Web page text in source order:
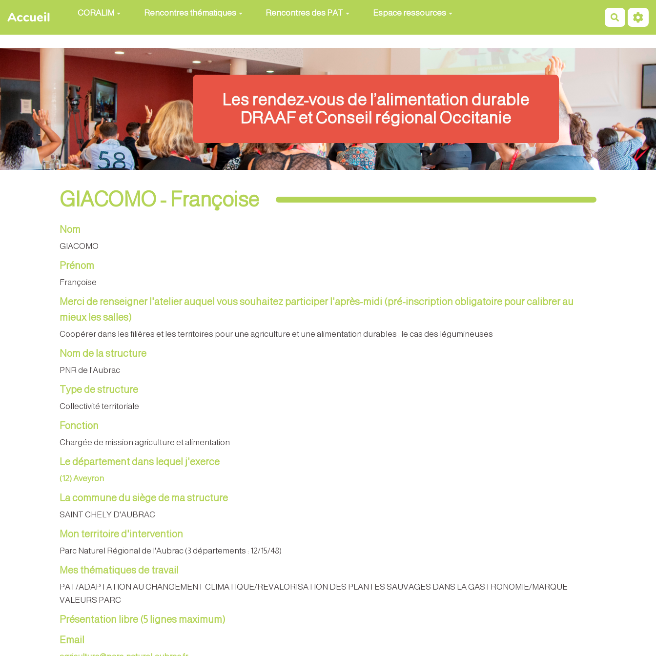
Aller au contenu principal
Accueil CORALIM Rencontres thématiques Rencontres des PAT Espace ressources
Les rendez-vous de l’alimentation durable
DRAAF et Conseil régional Occitanie
GIACOMO - Françoise
Nom
GIACOMO
Prénom
Françoise
Merci de renseigner l'atelier auquel vous souhaitez participer l'après-midi (pré-inscription obligatoire pour calibrer au
mieux les salles)
Coopérer dans les filières et les territoires pour une agriculture et une alimentation durables : le cas des légumineuses
Nom de la structure
PNR de l'Aubrac
Type de structure
Collectivité territoriale
Fonction
Chargée de mission agriculture et alimentation
Le département dans lequel j'exerce
(12) Aveyron
La commune du siège de ma structure
SAINT CHELY D'AUBRAC
Mon territoire d'intervention
Parc Naturel Régional de l'Aubrac (3 départements : 12/15/48)
Mes thématiques de travail
PAT/ADAPTATION AU CHANGEMENT CLIMATIQUE/REVALORISATION DES PLANTES SAUVAGES DANS LA GASTRONOMIE/MARQUE
VALEURS PARC
Présentation libre (5 lignes maximum)
Email